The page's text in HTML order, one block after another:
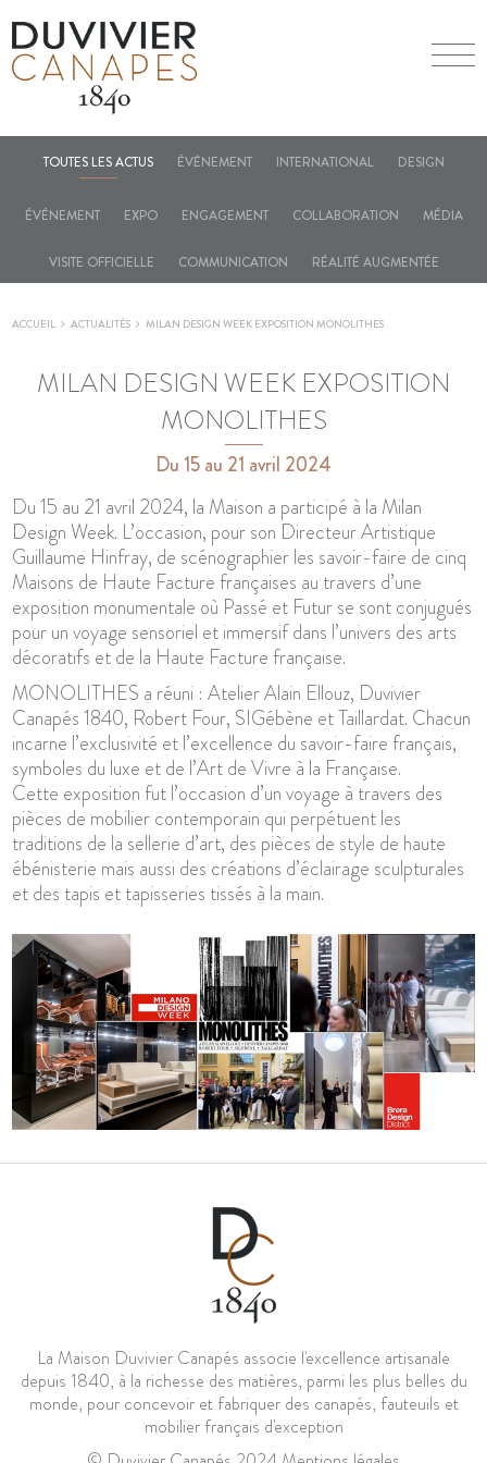
TOUTES LES ACTUS ÉVÈNEMENT INTERNATIONAL DESIGN
ÉVÉNEMENT EXPO ENGAGEMENT COLLABORATION MÉDIA
VISITE OFFICIELLE COMMUNICATION RÉALITÉ AUGMENTÉE
ACCUEIL ACTUALITÉS MILAN DESIGN WEEK EXPOSITION MONOLITHES
MILAN DESIGN WEEK EXPOSITION
MONOLITHES
Du 15 au 21 avril 2024
Du 15 au 21 avril 2024, la Maison a participé à la Milan
Design Week. L’occasion, pour son Directeur Artistique
Guillaume Hinfray, de scénographier les savoir-faire de cinq
Maisons de Haute Facture françaises au travers d’une
exposition monumentale où Passé et Futur se sont conjugués
pour un voyage sensoriel et immersif dans l’univers des arts
décoratifs et de la Haute Facture française.
MONOLITHES a réuni : Atelier Alain Ellouz, Duvivier
Canapés 1840, Robert Four, SIGébène et Taillardat. Chacun
incarne l’exclusivité et l’excellence du savoir-faire français,
symboles du luxe et de l’Art de Vivre à la Française.
Cette exposition fut l’occasion d’un voyage à travers des
pièces de mobilier contemporain qui perpétuent les
traditions de la sellerie d’art, des pièces de style de haute
ébénisterie mais aussi des créations d’éclairage sculpturales
et des tapis et tapisseries tissés à la main.
La Maison Duvivier Canapés associe l'excellence artisanale
depuis 1840, à la richesse des matières, parmi les plus belles du
monde, pour concevoir et fabriquer des canapés, fauteuils et
mobilier français d'exception